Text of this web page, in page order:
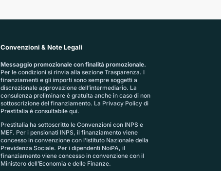
Convenzioni & Note Legali
Messaggio promozionale con finalità promozionale.
Per le condizioni si rinvia alla sezione Trasparenza. I
finanziamenti e gli importi sono sempre soggetti a
discrezionale approvazione dell’intermediario. La
consulenza preliminare è gratuita anche in caso di non
sottoscrizione del finanziamento. La Privacy Policy di
Prestitalia è consultabile qui.
Prestitalia ha sottoscritto le Convenzioni con INPS e
MEF. Per i pensionati INPS, il finanziamento viene
concesso in convenzione con l’Istituto Nazionale della
Previdenza Sociale. Per i dipendenti NoiPA, il
finanziamento viene concesso in convenzione con il
Ministero dell’Economia e delle Finanze.